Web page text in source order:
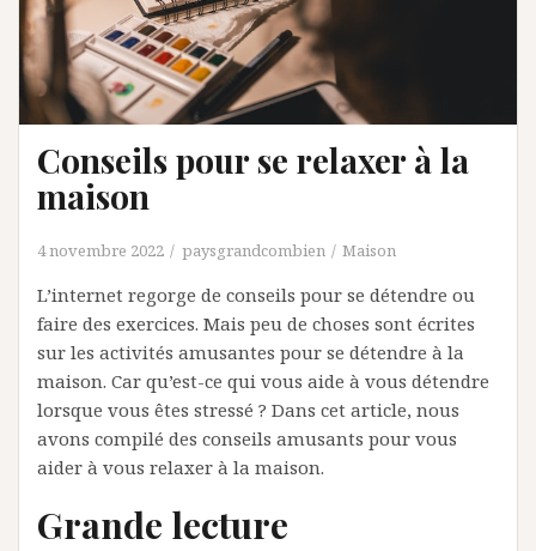
Conseils pour se relaxer à la
maison
4 novembre 2022 paysgrandcombien Maison
L’internet regorge de conseils pour se détendre ou
faire des exercices. Mais peu de choses sont écrites
sur les activités amusantes pour se détendre à la
maison. Car qu’est-ce qui vous aide à vous détendre
lorsque vous êtes stressé ? Dans cet article, nous
avons compilé des conseils amusants pour vous
aider à vous relaxer à la maison.
Grande lecture